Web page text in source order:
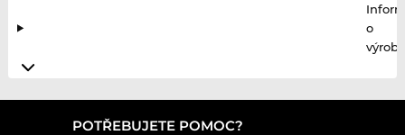
o
POTŘEBUJETE POMOC?